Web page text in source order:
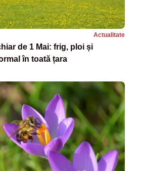
Actualitate
de 1 Mai: frig, ploi și
în toată țara